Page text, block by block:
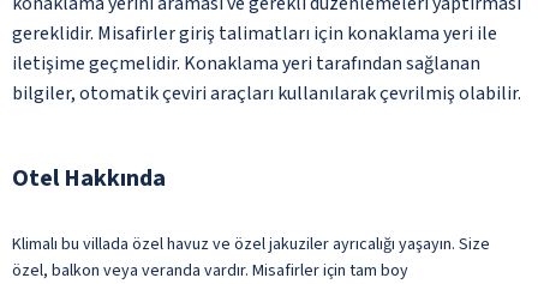
gereklidir. Misafirler giriş talimatları için konaklama yeri ile
iletişime geçmelidir. Konaklama yeri tarafından sağlanan
bilgiler, otomatik çeviri araçları kullanılarak çevrilmiş olabilir.
Otel Hakkında
Klimalı bu villada özel havuz ve özel jakuziler ayrıcalığı yaşayın. Size
özel, balkon veya veranda vardır. Misafirler için tam boy